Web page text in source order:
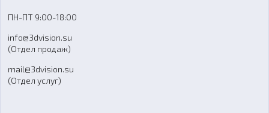
FAQ
ПН-ПТ 9:00-18:00
info@3dvision.su
(Отдел продаж)
mail@3dvision.su
(Отдел услуг)